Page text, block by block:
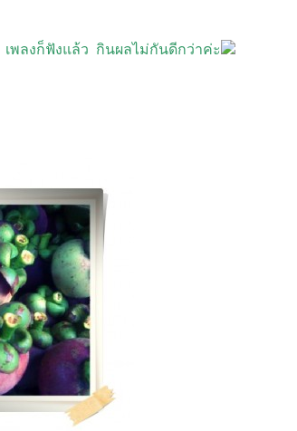
พลงก็ฟังแล้ว กินผลไม่กันดีกว่าค่ะ